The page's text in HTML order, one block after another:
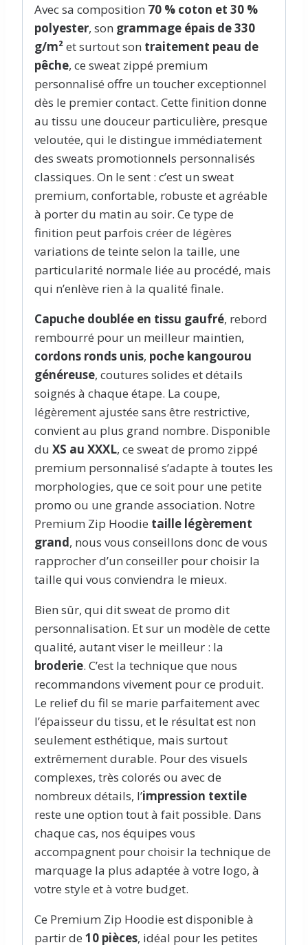
Avec sa composition 70 % coton et 30 %
polyester, son grammage épais de 330
g/m²et surtout son traitement peau de
pêche, ce sweat zippé premium
personnalisé offre un toucher exceptionnel
dès le premier contact. Cette finition donne
au tissu une douceur particulière, presque
veloutée, qui le distingue immédiatement
des sweats promotionnels personnalisés
classiques. On le sent : c’est un sweat
premium, confortable, robuste et agréable
à porter du matin au soir. Ce type de
finition peut parfois créer de légères
variations de teinte selon la taille, une
particularité normale liée au procédé, mais
qui n’enlève rien à la qualité finale.
Capuche doublée en tissu gaufré, rebord
rembourré pour un meilleur maintien,
cordons ronds unis, poche kangourou
généreuse, coutures solides et détails
soignés à chaque étape. La coupe,
légèrement ajustée sans être restrictive,
convient au plus grand nombre. Disponible
du XS au XXXL, ce sweat de promo zippé
premium personnalisé s’adapte à toutes les
morphologies, que ce soit pour une petite
promo ou une grande association. Notre
Premium Zip Hoodie taille légèrement
grand, nous vous conseillons donc de vous
rapprocher d’un conseiller pour choisir la
taille qui vous conviendra le mieux.
Bien sûr, qui dit sweat de promo dit
personnalisation. Et sur un modèle de cette
qualité, autant viser le meilleur : la
broderie. C’est la technique que nous
recommandons vivement pour ce produit.
Le relief du fil se marie parfaitement avec
l’épaisseur du tissu, et le résultat est non
seulement esthétique, mais surtout
extrêmement durable. Pour des visuels
complexes, très colorés ou avec de
nombreux détails, l’impression textile
reste une option tout à fait possible. Dans
chaque cas, nos équipes vous
accompagnent pour choisir la technique de
marquage la plus adaptée à votre logo, à
votre style et à votre budget.
Ce Premium Zip Hoodie est disponible à
partir de 10 pièces, idéal pour les petites